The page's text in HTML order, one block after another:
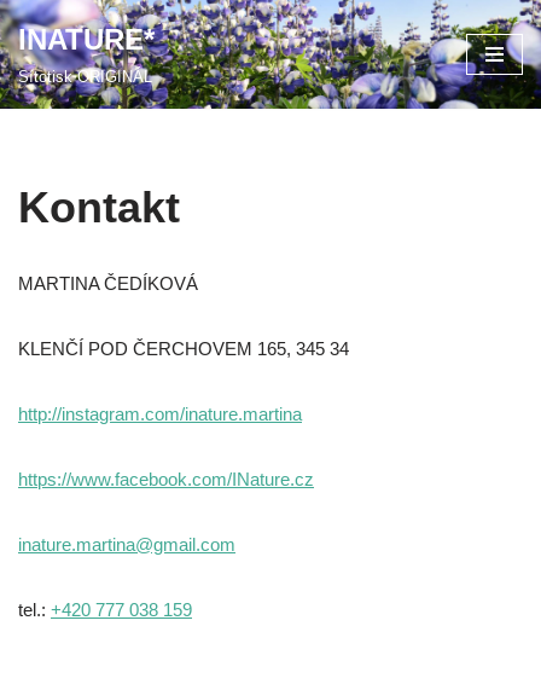
Přeskočit
na
INATURE*
Sítotisk ORIGINÁL
Kontakt
MARTINA ČEDÍKOVÁ
KLENČÍ POD ČERCHOVEM 165, 345 34
http://instagram.com/inature.martina
https://www.facebook.com/INature.cz
inature.martina@gmail.com
tel.: +420 777 038 159